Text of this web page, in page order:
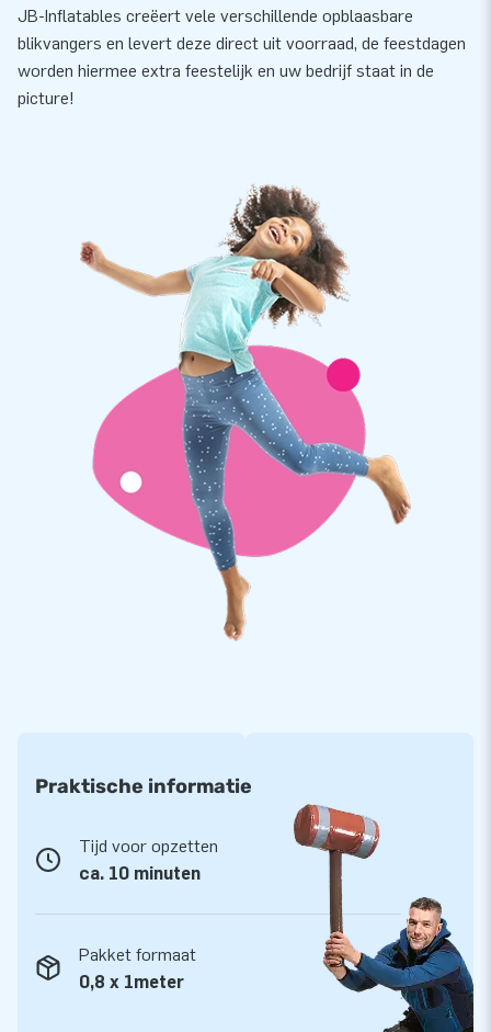
JB-Inflatables creëert vele verschillende opblaasbare
blikvangers en levert deze direct uit voorraad, de feestdagen
worden hiermee extra feestelijk en uw bedrijf staat in de
picture!
Praktische informatie
Tijd voor opzetten
ca. 10 minuten
Pakket formaat
0,8 x 1meter